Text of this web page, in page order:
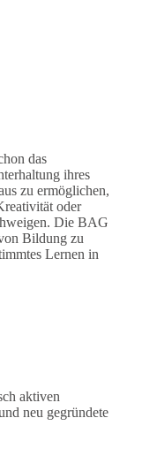
das
ihres
zu ermöglichen,
oder
Die BAG
Bildung zu
Lernen in
aktiven
neu gegründete